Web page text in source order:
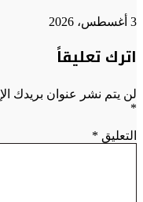
3 أغسطس، 2026
اترك تعليقاً
لن يتم نشر عنوان بريدك
*
التعليق *